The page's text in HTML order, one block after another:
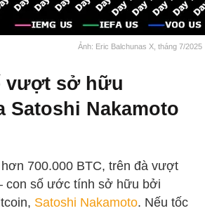
Ảnh: Eric Balchunas X, tháng 7/2025
vượt sở hữu
Satoshi Nakamoto
700.000 BTC, trên đà vượt
con số ước tính sở hữu bởi
Satoshi Nakamoto. Nếu tốc